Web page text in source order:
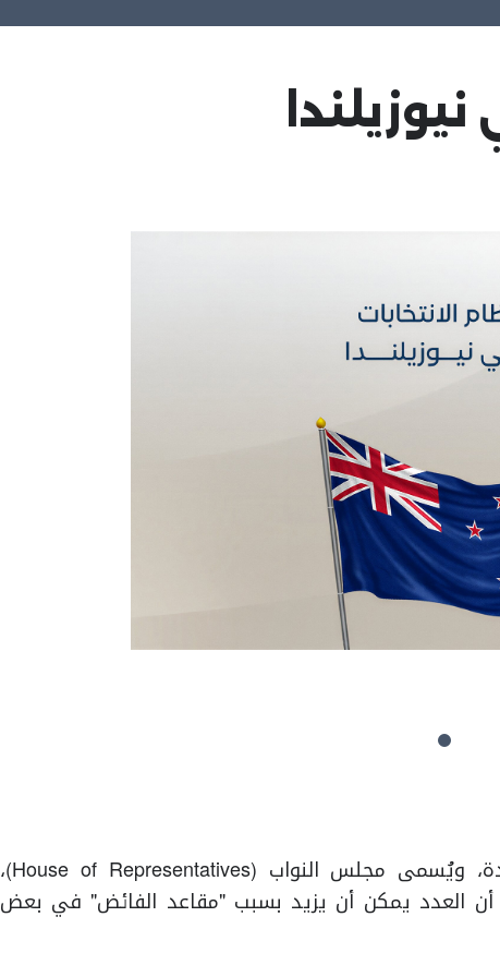
يتكون البرلمان في نيوزيلندا من غرفة واحدة، ويُسمى مجلس النواب (House of Representatives)،
على الرغم من أن العدد يمكن أن يزيد بسبب "مقاعد الفائض" في بعض